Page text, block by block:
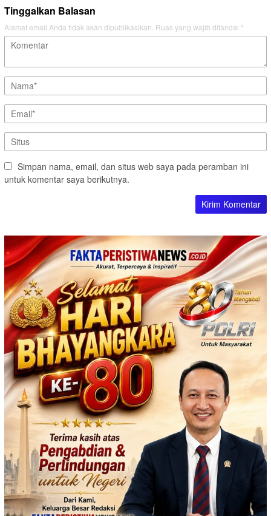
Tinggalkan Balasan
Alamat email Anda tidak akan dipublikasikan. Ruas yang wajib ditandai *
Simpan nama, email, dan situs web saya pada peramban ini
untuk komentar saya berikutnya.